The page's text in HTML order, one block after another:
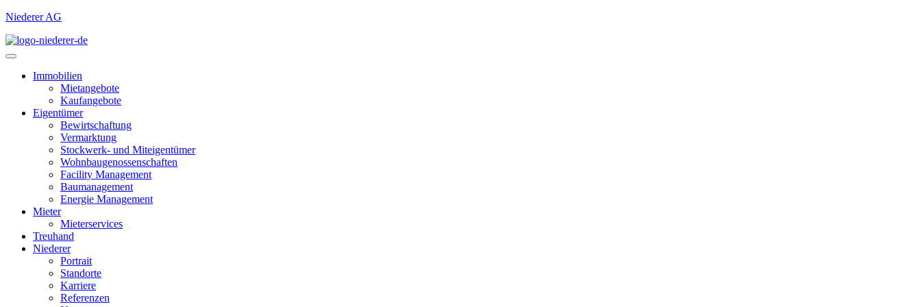
Niederer AG
Immobilien
Mietangebote
Kaufangebote
Eigentümer
Bewirtschaftung
Vermarktung
Stockwerk- und Miteigentümer
Wohnbaugenossenschaften
Facility Management
Baumanagement
Energie Management
Mieter
Mieterservices
Treuhand
Niederer
Portrait
Standorte
Karriere
Referenzen